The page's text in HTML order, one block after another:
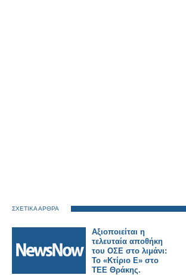
ΣΧΕΤΙΚΑ ΑΡΘΡΑ
Αξιοποιείται η
τελευταία αποθήκη
του ΟΣΕ στο λιμάνι:
Το «Κτίριο Ε» στο
ΤΕΕ Θράκης.